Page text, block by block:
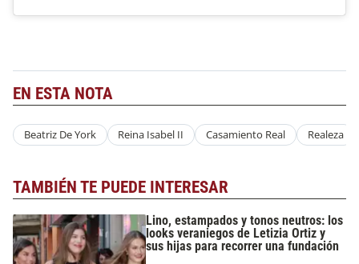
EN ESTA NOTA
Beatriz De York Reina Isabel II Casamiento Real Realeza
TAMBIÉN TE PUEDE INTERESAR
Lino, estampados y tonos neutros: los
looks veraniegos de Letizia Ortiz y
sus hijas para recorrer una fundación